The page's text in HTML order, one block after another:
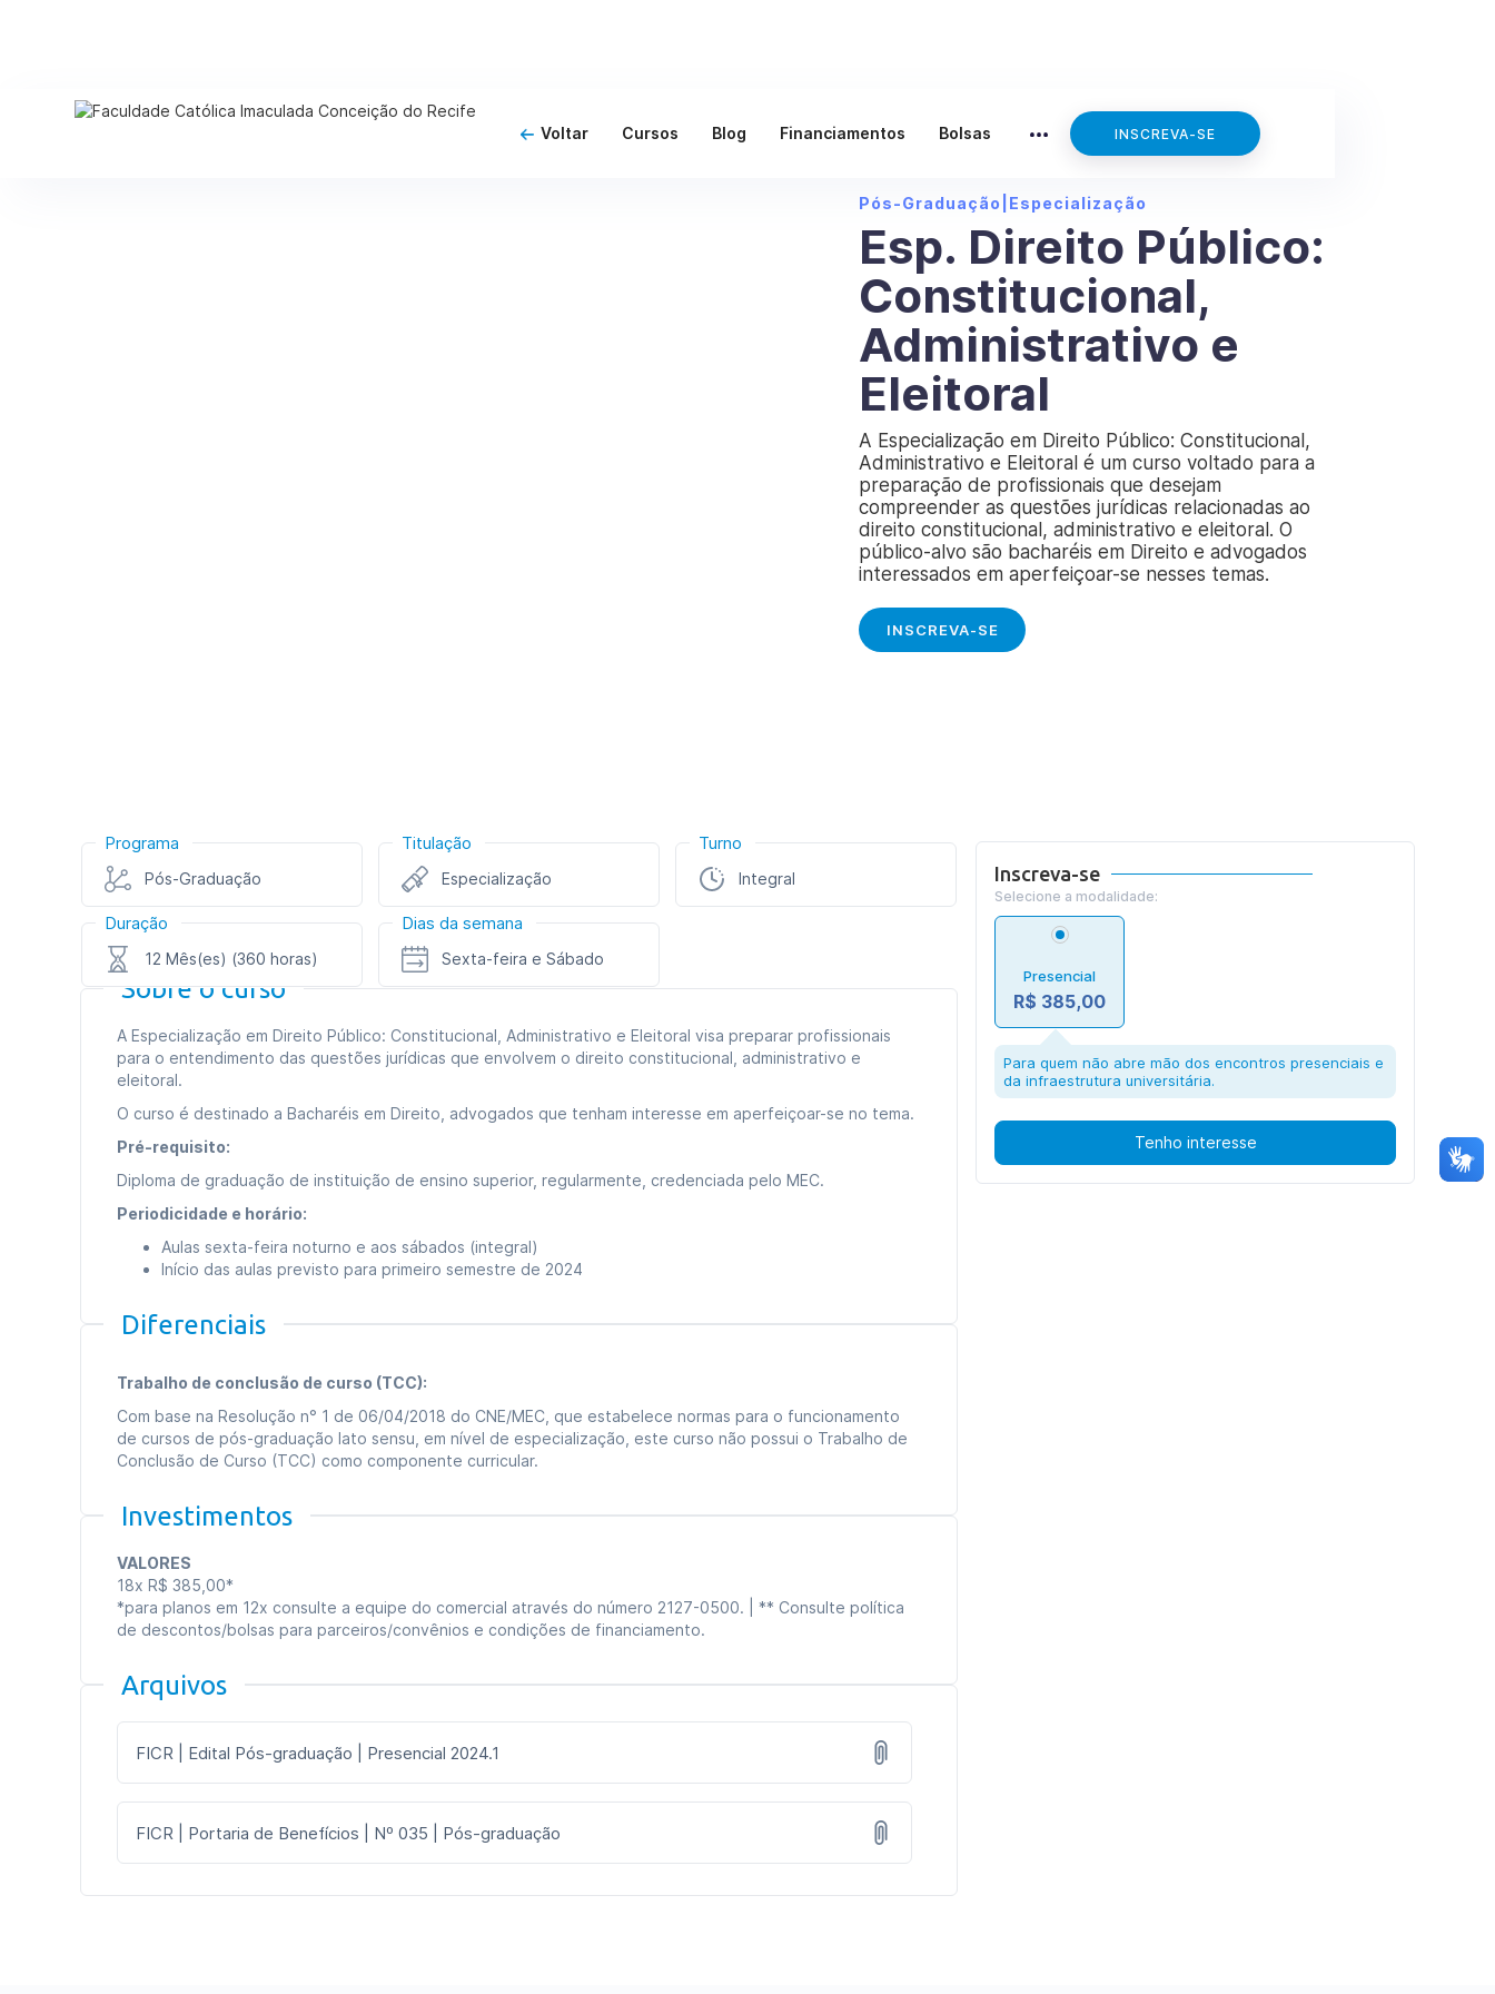
Voltar Cursos Blog Financiamentos Bolsas INSCREVA-SE
Pós-Graduação Especialização
Esp. Direito Público:
Constitucional,
Administrativo e
Eleitoral
A Especialização em Direito Público: Constitucional,
Administrativo e Eleitoral é um curso voltado para a
preparação de profissionais que desejam
compreender as questões jurídicas relacionadas ao
direito constitucional, administrativo e eleitoral. O
público-alvo são bacharéis em Direito e advogados
interessados em aperfeiçoar-se nesses temas.
INSCREVA-SE
Programa
Pós-Graduação
Titulação
Especialização
Turno
Integral
Duração
12 Mês(es) (360 horas)
Dias da semana
Sexta-feira e Sábado
Sobre o curso
A Especialização em Direito Público: Constitucional, Administrativo e Eleitoral visa preparar profissionais
para o entendimento das questões jurídicas que envolvem o direito constitucional, administrativo e
eleitoral.
O curso é destinado a Bacharéis em Direito, advogados que tenham interesse em aperfeiçoar-se no tema.
Pré-requisito:
Diploma de graduação de instituição de ensino superior, regularmente, credenciada pelo MEC.
Periodicidade e horário:
Aulas sexta-feira noturno e aos sábados (integral)
Início das aulas previsto para primeiro semestre de 2024
Diferenciais
Trabalho de conclusão de curso (TCC):
Com base na Resolução n° 1 de 06/04/2018 do CNE/MEC, que estabelece normas para o funcionamento
de cursos de pós-graduação lato sensu, em nível de especialização, este curso não possui o Trabalho de
Conclusão de Curso (TCC) como componente curricular.
Investimentos
VALORES
18x R$ 385,00*
*para planos em 12x consulte a equipe do comercial através do número 2127-0500. | ** Consulte política
de descontos/bolsas para parceiros/convênios e condições de financiamento.
Arquivos
FICR | Edital Pós-graduação | Presencial 2024.1
FICR | Portaria de Benefícios | Nº 035 | Pós-graduação
Inscreva-se
Selecione a modalidade:
Presencial
R$ 385,00
Para quem não abre mão dos encontros presenciais e
da infraestrutura universitária.
Tenho interesse